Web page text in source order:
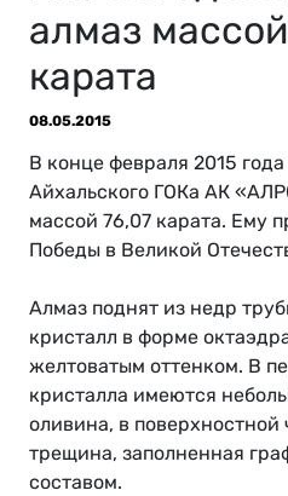
алмаз
карата
08.05.2015
В конце февраля 2015
Айхальского ГОКа АК
массой 76,07 карата. Ему
Победы в Великой
Алмаз поднят из недр
кристалл в форме
желтоватым оттенком. В
кристалла имеются
оливина, в поверхностной
трещина, заполненная
составом.